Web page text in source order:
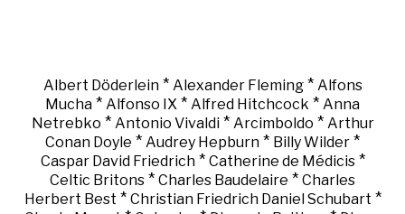
Albert Döderlein* Alexander Fleming* Alfons
Mucha * Alfonso IX * Alfred Hitchcock * Anna
Netrebko * Antonio Vivaldi* Arcimboldo * Arthur
Conan Doyle * Audrey Hepburn * Billy Wilder *
Caspar David Friedrich* Catherine de Médicis*
Celtic Britons * Charles Baudelaire * Charles
Herbert Best * Christian Friedrich Daniel Schubart *